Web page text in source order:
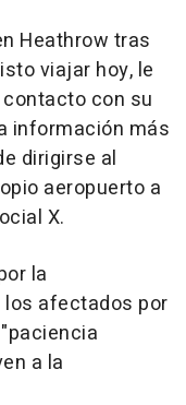
Heathrow tras
viajar hoy, le
con su
información más
dirigirse al
aeropuerto a
X.
la
los afectados por
a la